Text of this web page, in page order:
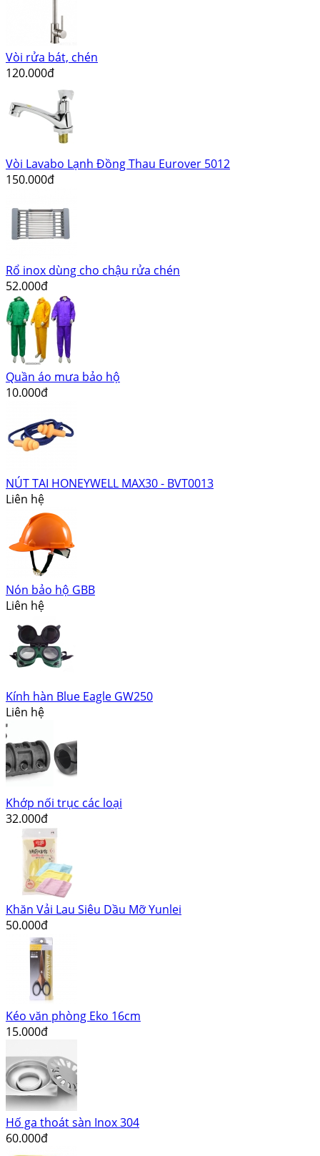
Vòi rửa bát, chén
120.000đ
Vòi Lavabo Lạnh Đồng Thau Eurover 5012
150.000đ
Rổ inox dùng cho chậu rửa chén
52.000đ
Quần áo mưa bảo hộ
10.000đ
NÚT TAI HONEYWELL MAX30 - BVT0013
Liên hệ
Nón bảo hộ GBB
Liên hệ
Kính hàn Blue Eagle GW250
Liên hệ
Khớp nối trục các loại
32.000đ
Khăn Vải Lau Siêu Dầu Mỡ Yunlei
50.000đ
Kéo văn phòng Eko 16cm
15.000đ
Hố ga thoát sàn Inox 304
60.000đ